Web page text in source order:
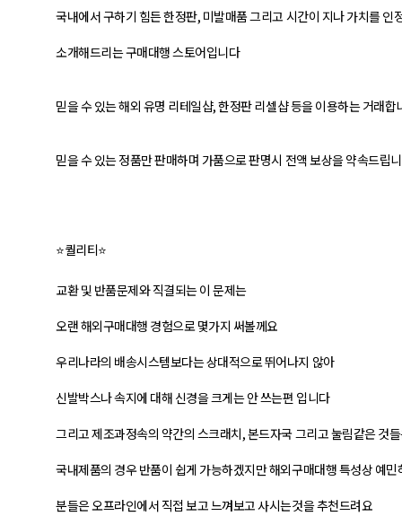
국내에서 구하기 힘든 한정판, 미발매품 그리고 시간이 지나 가치를 인
소개해드리는 구매대행 스토어입니다
믿을 수 있는 해외 유명 리테일샵, 한정판 리셀샵 등을 이용하는 거래합
믿을 수 있는 정품만 판매하며 가품으로 판명시 전액 보상을 약속드립
⭐퀄리티⭐
교환 및 반품문제와 직결되는 이 문제는
오랜 해외구매대행 경험으로 몇가지 써볼께요
우리나라의 배송시스템보다는 상대적으로 뛰어나지 않아
신발박스나 속지에 대해 신경을 크게는 안 쓰는편 입니다
그리고 제조과정속의 약간의 스크래치, 본드자국 그리고 눌림같은 것
국내제품의 경우 반품이 쉽게 가능하겠지만 해외구매대행 특성상 예민
분들은 오프라인에서 직접 보고 느껴보고 사시는것을 추천드려요